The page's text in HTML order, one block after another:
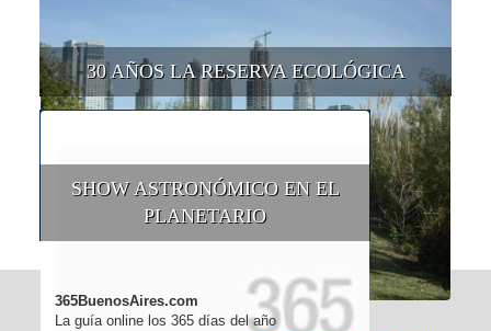
30 AÑOS LA RESERVA ECOLÓGICA
SHOW ASTRONÓMICO EN EL
PLANETARIO
365BuenosAires.com
La guía online los 365 días del año